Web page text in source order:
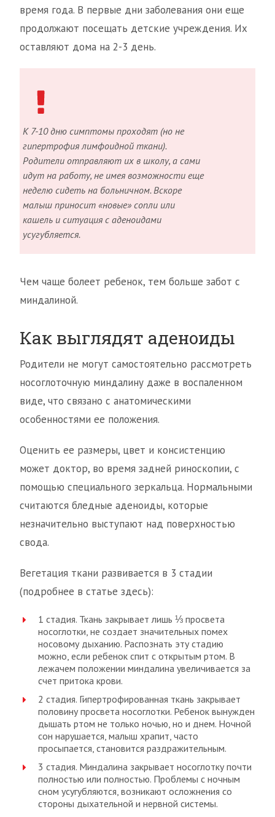
время года. В первые дни заболевания они еще
продолжают посещать детские учреждения. Их
оставляют дома на 2-3 день.
К 7-10 дню симптомы проходят (но не
гипертрофия лимфоидной ткани).
Родители отправляют их в школу, а сами
идут на работу, не имея возможности еще
неделю сидеть на больничном. Вскоре
малыш приносит «новые» сопли или
кашель и ситуация с аденоидами
усугубляется.
Чем чаще болеет ребенок, тем больше забот с
миндалиной.
Как выглядят аденоиды
Родители не могут самостоятельно рассмотреть
носоглоточную миндалину даже в воспаленном
виде, что связано с анатомическими
особенностями ее положения.
Оценить ее размеры, цвет и консистенцию
может доктор, во время задней риноскопии, с
помощью специального зеркальца. Нормальными
считаются бледные аденоиды, которые
незначительно выступают над поверхностью
свода.
Вегетация ткани развивается в 3 стадии
(подробнее в статье здесь):
1 стадия. Ткань закрывает лишь ⅓ просвета
носоглотки, не создает значительных помех
носовому дыханию. Распознать эту стадию
можно, если ребенок спит с открытым ртом. В
лежачем положении миндалина увеличивается за
счет притока крови.
2 стадия. Гипертрофированная ткань закрывает
половину просвета носоглотки. Ребенок вынужден
дышать ртом не только ночью, но и днем. Ночной
сон нарушается, малыш храпит, часто
просыпается, становится раздражительным.
3 стадия. Миндалина закрывает носоглотку почти
полностью или полностью. Проблемы с ночным
сном усугубляются, возникают осложнения со
стороны дыхательной и нервной системы.